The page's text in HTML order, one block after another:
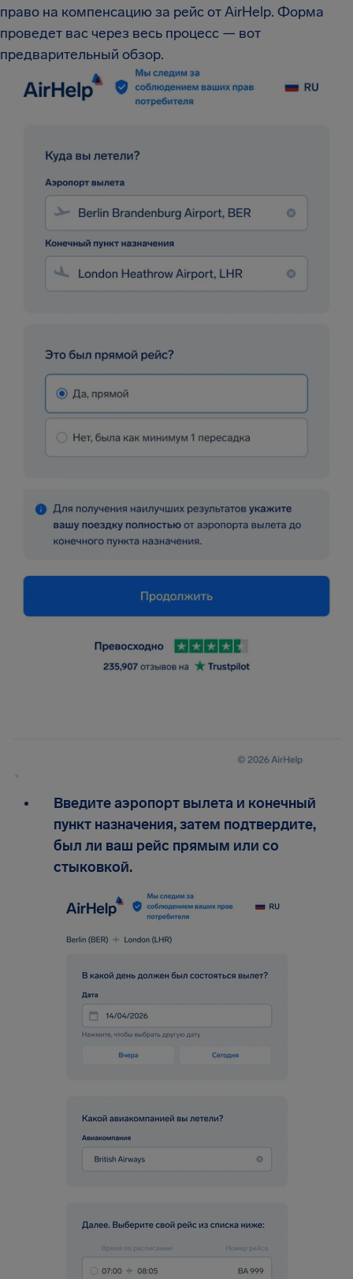
право на компенсацию за рейс от AirHelp. Форма
проведет вас через весь процесс — вот
предварительный обзор.
Введите аэропорт вылета и конечный
пункт назначения, затем подтвердите,
был ли ваш рейс прямым или со
стыковкой.